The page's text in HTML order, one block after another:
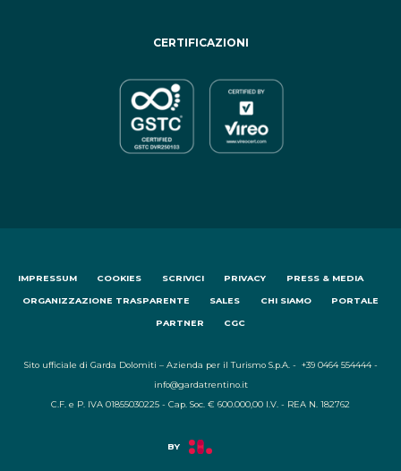
CERTIFICAZIONI
IMPRESSUM COOKIES SCRIVICI PRIVACY PRESS & MEDIA
ORGANIZZAZIONE TRASPARENTE SALES CHI SIAMO PORTALE
PARTNER CGC
Sito ufficiale di Garda Dolomiti – Azienda per il Turismo S.p.A. - +39 0464 554444 -
info@gardatrentino.it
C.F. e P. IVA 01855030225 - Cap. Soc. € 600.000,00 I.V. - REA N. 182762